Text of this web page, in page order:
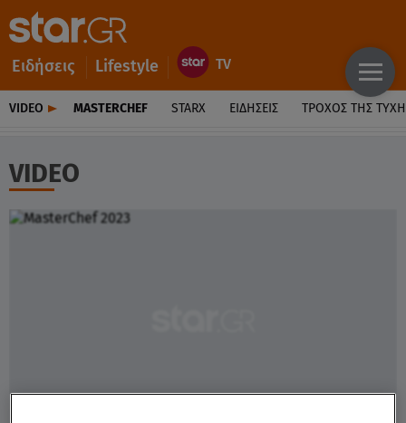
Ειδήσεις Lifestyle
VIDEO MASTERCHEF STARX ΕΙΔΉΣΕΙΣ ΤΡΟΧΌΣ ΤΗΣ
VIDEO